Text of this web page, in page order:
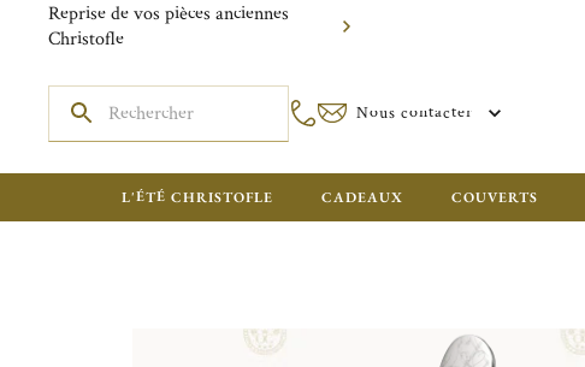
Reprise de vos pièces anciennes
Christofle
Nous contacter
L'ÉTÉ CHRISTOFLE CADEAUX COUVERTS